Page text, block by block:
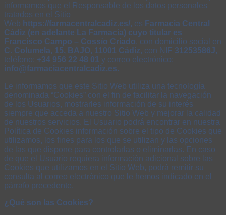
informamos que el Responsable de los datos personales
tratados en el Sitio
Web https://farmacentralcadiz.es/, es Farmacia Central
Cádiz (en adelante La Farmacia) cuyo titular es
Francisco Campo – Cossío Criado, con domicilio social en
C. Columela, 15, BAJO, 11001 Cádiz, con NIF 31253586J,
teléfono: +34 956 22 48 01 y correo electrónico:
info@farmaciacentralcadiz.es.
Le informamos que este Sitio Web utiliza una tecnología
denominada “Cookies” con el fin de facilitar la navegación
de los Usuarios, mostrarles información de su interés
siempre que acceda a nuestro Sitio Web y mejorar la calidad
de nuestros servicios. El Usuario podrá encontrar en nuestra
Política de Cookies información sobre el tipo de Cookies que
utilizamos, los fines para los que se utilizan y las opciones
de las que dispone para controlarlas o eliminarlas. En caso
de que el Usuario requiera información adicional sobre las
Cookies que utilizamos en el Sitio Web, podrá remitir su
consulta al correo electrónico que le hemos indicado en el
párrafo precedente.
¿Qué son las Cookies?